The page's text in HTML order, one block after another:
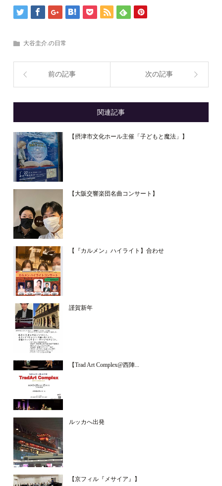
大谷圭介.の日常
前の記事 次の記事
関連記事
【摂津市文化ホール主催「子どもと魔法」】
【大阪交響楽団名曲コンサート】
【『カルメン』ハイライト】合わせ
謹賀新年
【Trad Art Complex@西陣...
ルッカへ出発
【京フィル『メサイア』】